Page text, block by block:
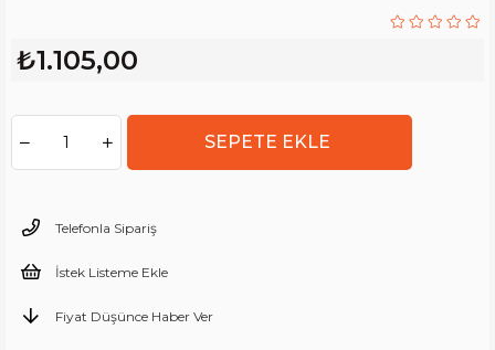
₺1.105,00
Telefonla Sipariş
İstek Listeme Ekle
Fiyat Düşünce Haber Ver